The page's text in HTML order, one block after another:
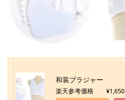
和装ブラジャー
楽天参考価格 ¥1,650